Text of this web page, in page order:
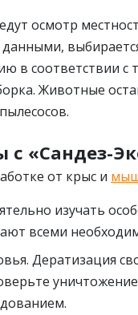
осмотр
данными,
в соответствии с
Животные
с «Сандез-
от крыс и
изучать
всеми
Дератизация